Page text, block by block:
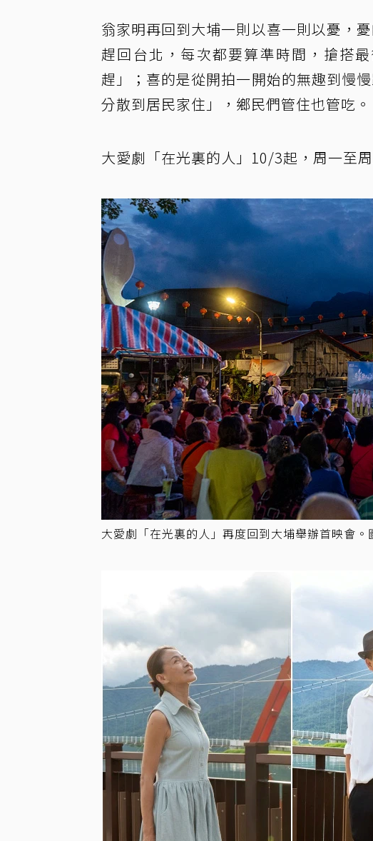
翁家明再回到大埔一則以喜一則以憂，
趕回台北，每次都要算準時間，搶搭
趕」；喜的是從開拍一開始的無趣到慢
分散到居民家住」，鄉民們管住也管吃。
大愛劇「在光裏的人」10/3起，周一至
大愛劇「在光裏的人」再度回到大埔舉辦首映會。